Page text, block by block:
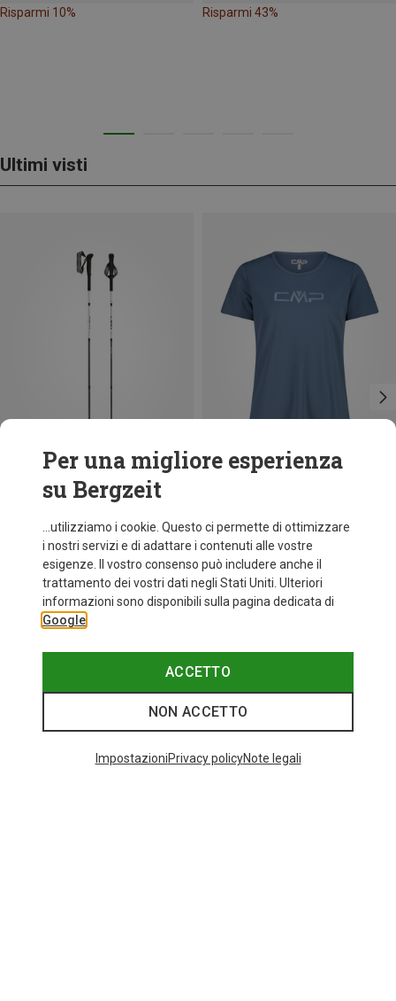
Risparmi 10% Risparmi 43%
Ultimi visti
Risparmi 10%
CMP
Maglietta funzionale Print donna
9,26 €
Per una migliore esperienza
su Bergzeit
...utilizziamo i cookie. Questo ci permette di ottimizzare
i nostri servizi e di adattare i contenuti alle vostre
esigenze. Il vostro consenso può includere anche il
trattamento dei vostri dati negli Stati Uniti. Ulteriori
informazioni sono disponibili sulla pagina dedicata di
Google
ACCETTO
NON ACCETTO
ImpostazioniPrivacy policyNote legali